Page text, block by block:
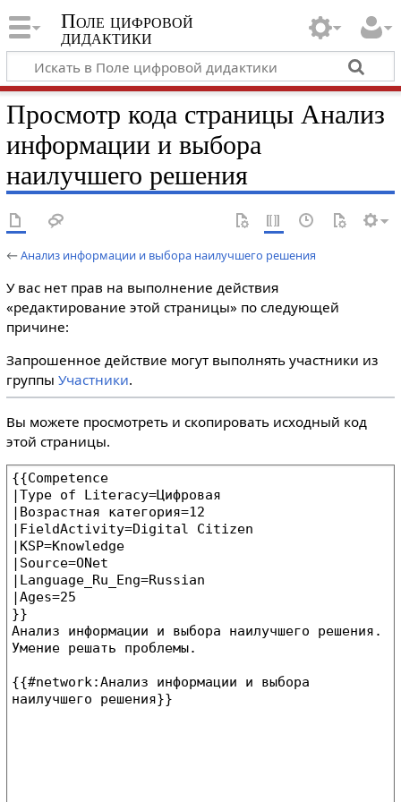
Поле цифровой
дидактики
Просмотр кода страницы Анализ
информации и выбора
наилучшего решения
←Анализ информации и выбора наилучшего решения
У вас нет прав на выполнение действия
«редактирование этой страницы» по следующей
причине:
Запрошенное действие могут выполнять участники из
группы Участники.
Вы можете просмотреть и скопировать исходный код
этой страницы.